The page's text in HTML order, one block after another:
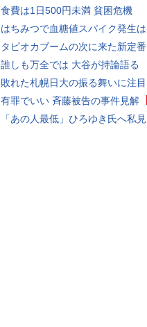
食費は1日500円未満 貧困危機
はちみつで血糖値スパイク発生は
タピオカブームの次に来た新定番
誰しも万全では 大谷が持論語る
敗れた札幌日大の振る舞いに注目
有罪でいい 斉藤被告の事件見解
「あの人最低」ひろゆき氏へ私見